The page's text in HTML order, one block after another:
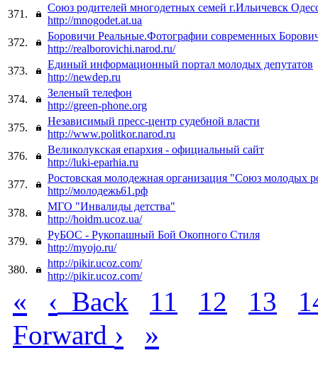
371.
Союз родителей многодетных семей г.Ильичевск
http://mnogodet.at.ua
372.
Боровичи Реальные.Фотографии современных
http://realborovichi.narod.ru/
373.
Единый информационный портал молодых депутатов
http://newdep.ru
374.
Зеленый телефон
http://green-phone.org
375.
Независимый пресс-центр судебной власти
http://www.politkor.narod.ru
376.
Великолукская епархия - официальный сайт
http://luki-eparhia.ru
377.
Ростовская молодежная организация "Союз молодых
http://молодежь61.рф
378.
МГО "Инвалиды детства"
http://hoidm.ucoz.ua/
379.
РуБОС - Рукопашный Бой Окопного Стиля
http://myojo.ru/
380.
http://pikir.ucoz.com/
http://pikir.ucoz.com/
« ‹ Back 11 12 13
Forward › »